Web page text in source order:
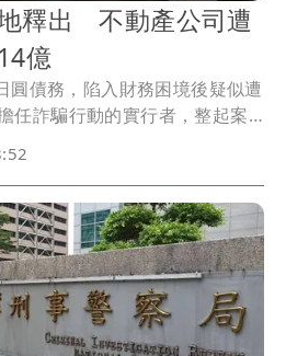
釋出 不動產公司遭
億
圓債務，陷入財務困境後疑似遭
任詐騙行動的實行者，整起案